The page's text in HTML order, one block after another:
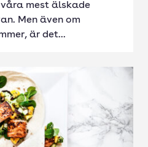
mest älskade
Men även om
är det...